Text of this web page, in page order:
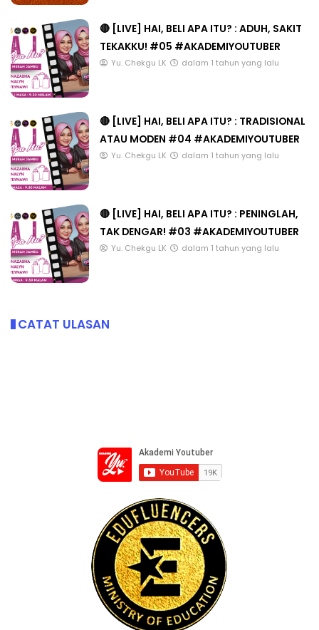
🔴 [LIVE] HAI, BELI APA ITU? : ADUH, SAKIT
TEKAKKU! #05 #AKADEMIYOUTUBER
Yu. Chekgu LK dalam 1 tahun yang lalu
🔴 [LIVE] HAI, BELI APA ITU? : TRADISIONAL
ATAU MODEN #04 #AKADEMIYOUTUBER
Yu. Chekgu LK dalam 1 tahun yang lalu
🔴 [LIVE] HAI, BELI APA ITU? : PENINGLAH,
TAK DENGAR! #03 #AKADEMIYOUTUBER
Yu. Chekgu LK dalam 1 tahun yang lalu
CATAT ULASAN